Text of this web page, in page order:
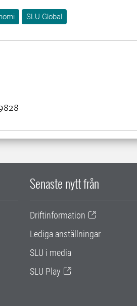
SLU Global
Senaste nytt från
Driftinformation
Lediga anställningar
SLU i media
SLU Play